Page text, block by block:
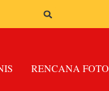
RENCANA FOTO